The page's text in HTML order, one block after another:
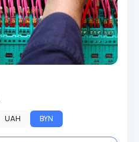
UAH BYN